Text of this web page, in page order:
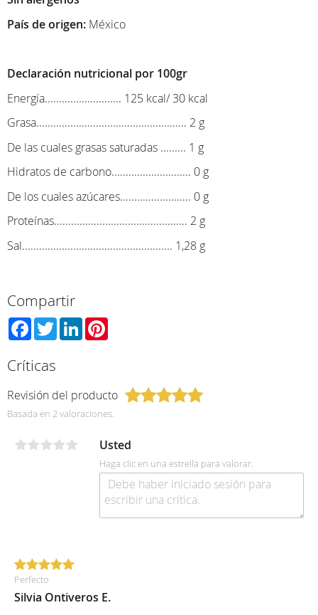
País de origen: México
Declaración nutricional por 100gr
Energía........................... 125 kcal/ 30 kcal
Grasa..................................................... 2 g
De las cuales grasas saturadas ......... 1 g
Hidratos de carbono............................ 0 g
De los cuales azúcares......................... 0 g
Proteínas............................................... 2 g
Sal..................................................... 1,28 g
Compartir
Facebook
TwitterLinkedIn
Críticas
Revisión del producto
Basada en 2 valoraciones.
Usted
Haga clic en una estrella para valorar.
Perfecto
Silvia Ontiveros E.